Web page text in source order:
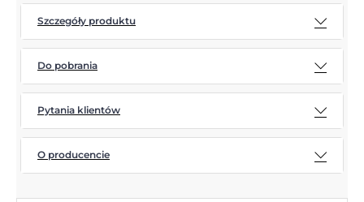
Szczegóły produktu
Do pobrania
Pytania klientów
O producencie